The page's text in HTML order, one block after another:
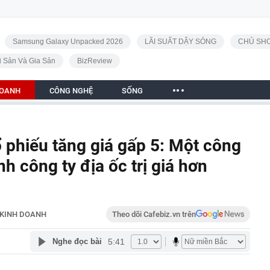
Samsung Galaxy Unpacked 2026 LÃI SUẤT DẬY SÓNG CHỦ
Sản Và Gia Sản BizReview
CÔNG NGHỆ SỐNG
phiếu tăng giá gấp 5: Một công
công ty địa ốc trị giá hơn
KINH DOANH Theo dõi Cafebiz.vn trên
Nghe đọc bài 5:41